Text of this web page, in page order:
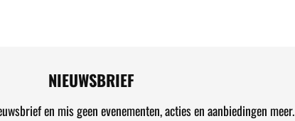
NIEUWSBRIEF
en mis geen evenementen, acties en aanbiedingen meer.